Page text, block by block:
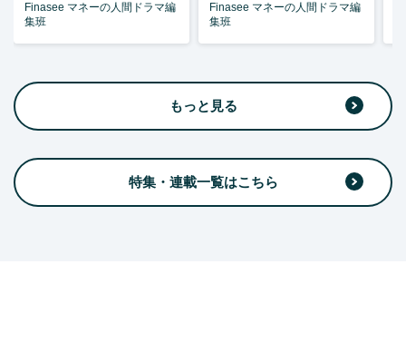
Finasee マネーの人間ドラマ編
集班
Finasee マネーの人間ドラマ編
集班
もっと見る
特集・連載一覧はこちら